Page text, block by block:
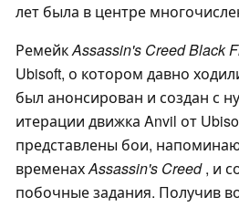
лет была в центре
РемейкAssassin's Creed Black
Ubisoft, о котором давно
был анонсирован и создан с
итерации движка Anvil от
представлены бои,
временахAssassin's Creed, и
побочные задания. Получив